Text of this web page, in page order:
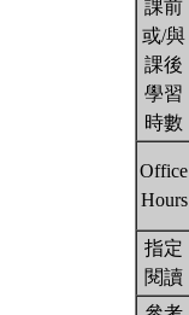
課前
或/與
課後
學習
時數
Office
Hours
指定
閱讀